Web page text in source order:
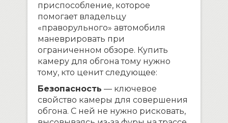
приспособление, которое
помогает владельцу
«праворульного» автомобиля
маневрировать при
ограниченном обзоре. Купить
камеру для обгона тому нужно
тому, кто ценит следующее:
Безопасность — ключевое
свойство камеры для совершения
обгона. С ней не нужно рисковать,